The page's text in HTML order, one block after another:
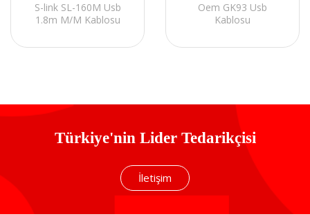
S-link SL-160M Usb
1.8m M/M Kablosu
Oem GK93 Usb
Kablosu
Türkiye'nin Lider Tedarikçisi
İletişim